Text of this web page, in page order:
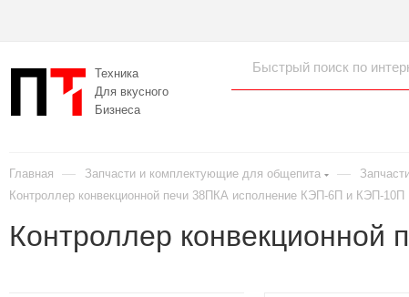
Техника
Для вкусного
Бизнеса
Главная — Запчасти и комплектующие для общепита —
Контроллер конвекционной печи 38ПКА исполнение КЭП-6П и КЭП-10П
Контроллер